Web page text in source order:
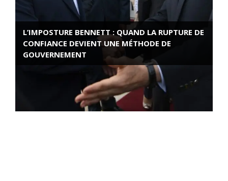
L’IMPOSTURE BENNETT : QUAND LA RUPTURE DE
CONFIANCE DEVIENT UNE MÉTHODE DE
GOUVERNEMENT
ROSE VALLAND, HEROÏNE DE LA RESISTANCE